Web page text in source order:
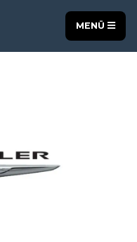
MENÜ